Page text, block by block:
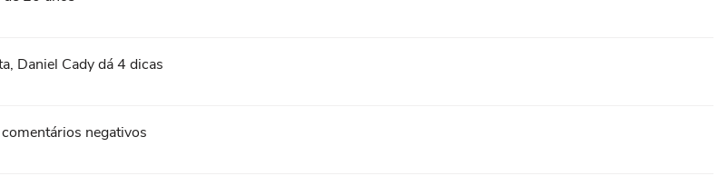
Daniel Cady dá 4 dicas
negativos